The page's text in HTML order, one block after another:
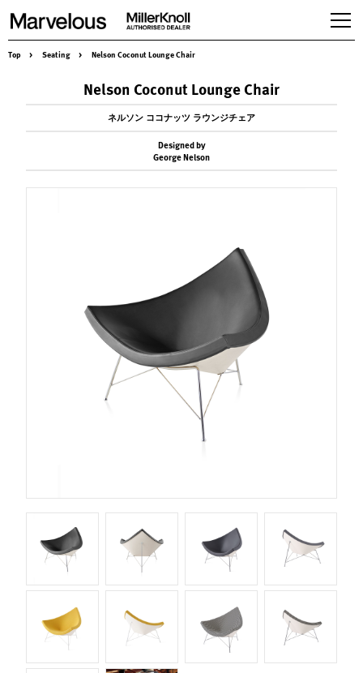
Workspaces
Seating
Tables,desking & Storage
Accessories
Contact
Online store
Recruit
Top > Seating > Nelson Coconut Lounge Chair
Nelson Coconut Lounge Chair
ネルソン ココナッツ ラウンジチェア
Designed by
George Nelson